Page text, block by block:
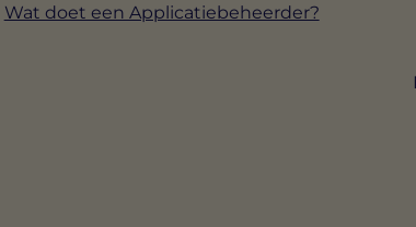
Wat doet een Applicatiebeheerder?